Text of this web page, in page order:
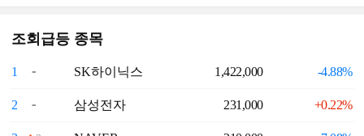
조회급등 종목
1 SK하이닉스 1,422,000 -4.88%
2 삼성전자 231,000 +0.22%